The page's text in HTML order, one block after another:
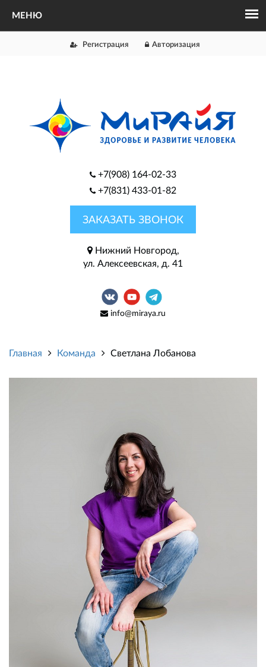
Регистрация Авторизация
+7(908) 164-02-33
+7(831) 433-01-82
ЗАКАЗАТЬ ЗВОНОК
Нижний Новгород,
ул. Алексеевская, д. 41
info@miraya.ru
Главная Команда Светлана Лобанова